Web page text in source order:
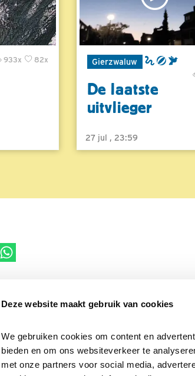
Deze website maakt gebruik van cookies
We gebruiken cookies om content en
bieden en om ons websiteverkeer te
met onze partners voor social media,
82x
933x Gierzwaluw
De laatste
uitvlieger
27 jul , 23:59